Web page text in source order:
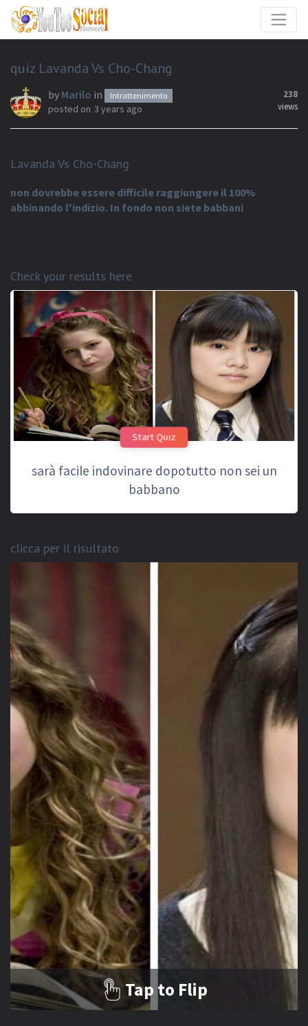
quiz Lavanda Vs Cho-Chang
by Marilo in Intrattenimento
posted on 3 years ago
238
views
Lavanda Vs Cho-Chang
non dovrebbe essere difficile raggiungere il 100%
abbinando l'indizio. In fondo non siete babbani
Check your results here
Start Quiz
sarà facile indovinare dopotutto non sei un
babbano
clicca per il risultato
Tap to Flip